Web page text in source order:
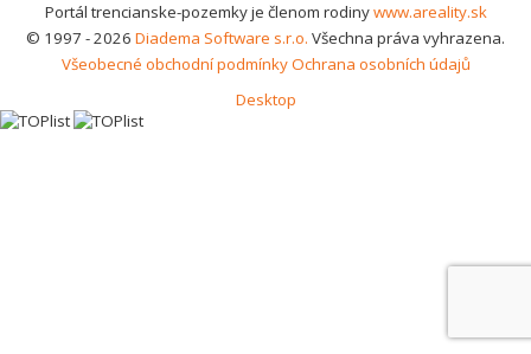
Portál trencianske-pozemky je členom rodinywww.areality.sk
© 1997 - 2026 Diadema Software s.r.o. Všechna práva vyhrazena.
Všeobecné obchodní podmínkyOchrana osobních údajů
Desktop